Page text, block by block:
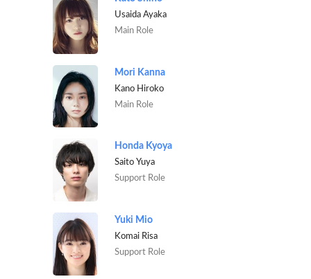
Usaida Ayaka
Main Role
Mori Kanna
Kano Hiroko
Main Role
Honda Kyoya
Saito Yuya
Support Role
Yuki Mio
Komai Risa
Support Role